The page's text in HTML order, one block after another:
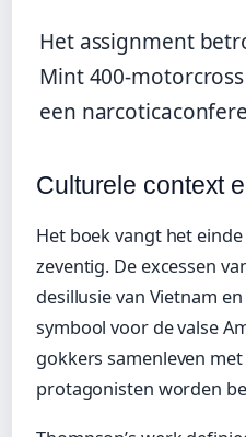
Het assignment
Mint 400-
een
Culturele context
Het boek vangt het
zeventig. De excessen
desillusie van Vietnam
symbool voor de valse
gokkers samenleven
protagonisten worden